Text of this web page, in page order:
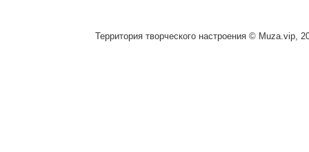
Территория творческого настроения © Muza.vip,